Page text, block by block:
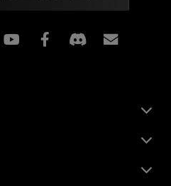
Instagram Facebook